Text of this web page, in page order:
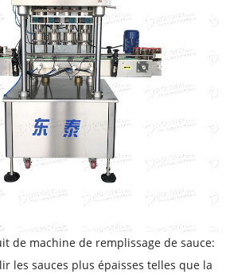
de machine de remplissage de sauce:
les sauces plus épaisses telles que la